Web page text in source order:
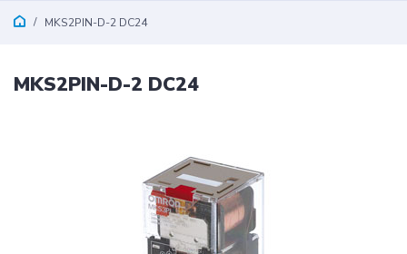
MKS2PIN-D-2 DC24
MKS2PIN-D-2 DC24